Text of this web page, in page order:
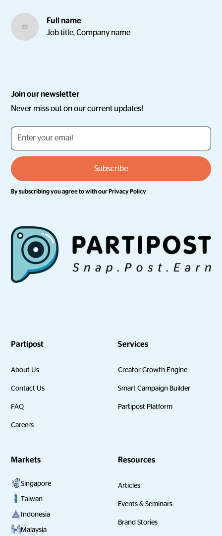
Full name
Job title, Company name
Join our newsletter
Never miss out on our current updates!
By subscribing you agree to with ourPrivacy Policy
Partipost
About Us
Contact Us
FAQ
Careers
Services
Creator Growth Engine
Smart Campaign Builder
Partipost Platform
Markets
Singapore
Taiwan
Indonesia
Malaysia
Resources
Articles
Events & Seminars
Brand Stories